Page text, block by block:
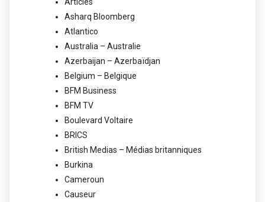
Asharq Bloomberg
Atlantico
Australia – Australie
Azerbaijan – Azerbaïdjan
Belgium – Belgique
BFM Business
BFM TV
Boulevard Voltaire
BRICS
British Medias – Médias britanniques
Burkina
Cameroun
Causeur